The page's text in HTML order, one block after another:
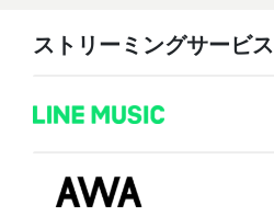
ストリーミングサービス